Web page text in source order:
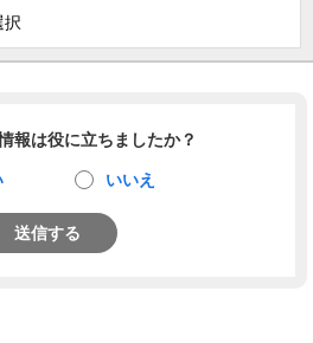
択
報は役に立ちましたか？
いいえ
送信する